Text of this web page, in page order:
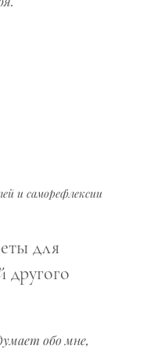
и саморефлексии
для
другого
обо мне,